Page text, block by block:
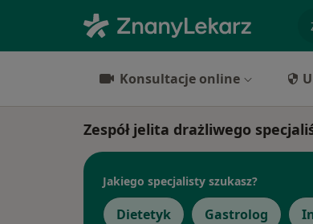
Konsultacje online
Zespół jelita drażliwego
Jakiego specjalisty szukasz?
Dietetyk Gastrolog